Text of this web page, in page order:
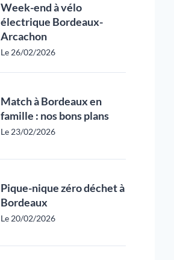
Week-end à vélo
électrique Bordeaux-
Arcachon
Le 26/02/2026
Match à Bordeaux en
famille : nos bons plans
Le 23/02/2026
Pique-nique zéro déchet à
Bordeaux
Le 20/02/2026